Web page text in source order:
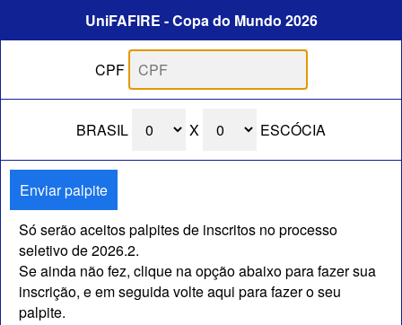
UniFAFIRE - Copa do Mundo 2026
CPF
BRASIL X ESCÓCIA
Só serão aceitos palpites de inscritos no processo
seletivo de 2026.2.
Se ainda não fez, clique na opção abaixo para fazer sua
inscrição, e em seguida volte aqui para fazer o seu
palpite.